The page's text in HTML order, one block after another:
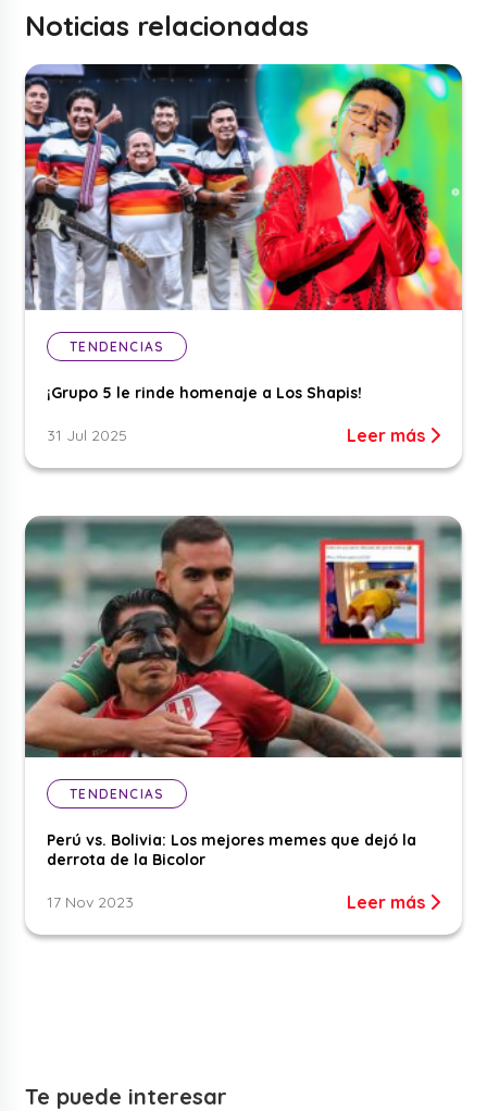
Noticias relacionadas
TENDENCIAS
¡Grupo 5 le rinde homenaje a Los Shapis!
31 Jul 2025 Leer más
TENDENCIAS
Perú vs. Bolivia: Los mejores memes que dejó la
derrota de la Bicolor
17 Nov 2023 Leer más
Te puede interesar